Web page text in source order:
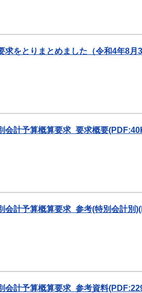
をとりまとめました（令和4年8月
計予算概算要求_要求概要
計予算概算要求_参考(特別会計別
計予算概算要求_参考資料